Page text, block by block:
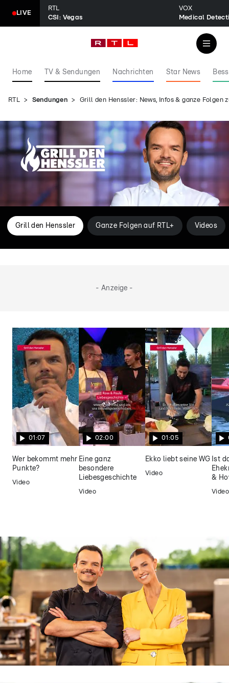
LIVE
RTL
CSI: Vegas
VOX
Home TV & Sendungen Nachrichten Star News
RTL Sendungen Grill den Henssler: News, Infos & ganze Folgen
Grill den Henssler Ganze Folgen auf RTL+ Videos
- Anzeige -
01:07
Wer bekommt mehr
Punkte?
Video
02:00
Eine ganz
besondere
Liebesgeschichte
Video
01:05
Ekko liebt seine WG
Video
Ist
&
Video